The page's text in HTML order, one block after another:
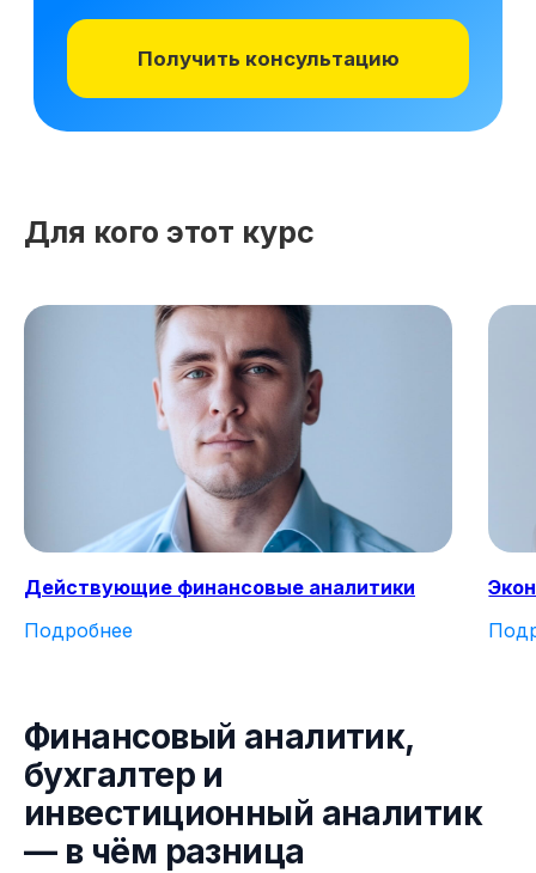
Для кого этот курс
Действующие финансовые аналитики
Подробнее
Финансовый аналитик,
бухгалтер и
инвестиционный аналитик
— в чём разница
Хотите понять,
подходит ли вам
данная профессия?
Получите бесплатный доступ ко всем
материалам курса на 48 часов, чтобы
погрузиться в обучение и принять
сомнений